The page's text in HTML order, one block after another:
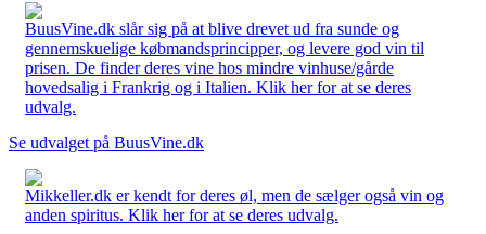
BuusVine.dk slår sig på at blive drevet ud fra sunde og
gennemskuelige købmandsprincipper, og levere god vin til
prisen. De finder deres vine hos mindre vinhuse/gårde
hovedsalig i Frankrig og i Italien. Klik her for at se deres
udvalg.
Se udvalget på BuusVine.dk
Mikkeller.dk er kendt for deres øl, men de sælger også vin og
anden spiritus. Klik her for at se deres udvalg.